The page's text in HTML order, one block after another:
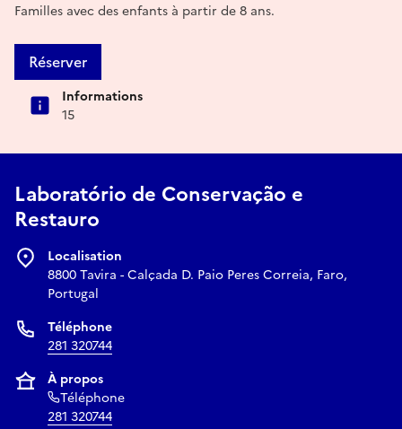
Familles avec des enfants à partir de 8 ans.
Réserver
Informations
15
Laboratório de Conservação e
Restauro
Localisation
8800 Tavira - Calçada D. Paio Peres Correia, Faro,
Portugal
Téléphone
281 320744
À propos
Téléphone
281 320744